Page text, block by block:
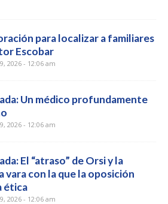
para localizar a familiares
Escobar
2026 - 12:06 am
Un médico profundamente
2026 - 12:06 am
El “atraso” de Orsi y la
vara con la que la oposición
ética
2026 - 12:06 am